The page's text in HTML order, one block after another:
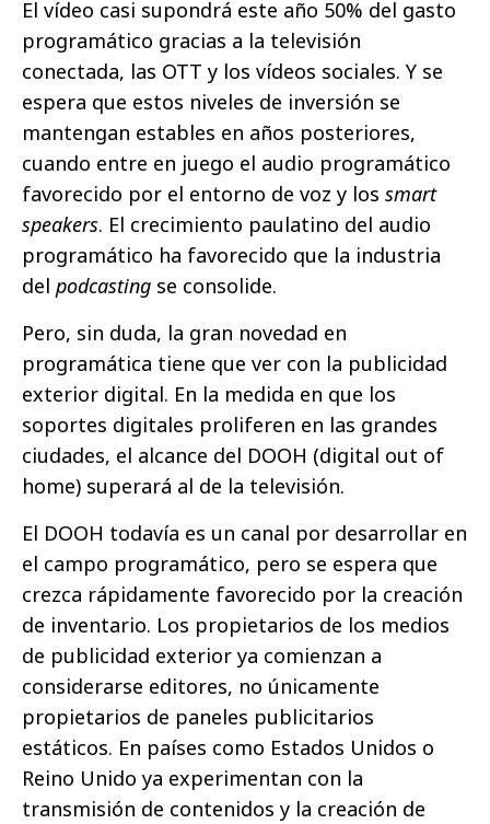
El vídeo casi supondrá este año 50% del gasto
programático gracias a la televisión
conectada, las OTT y los vídeos sociales. Y se
espera que estos niveles de inversión se
mantengan estables en años posteriores,
cuando entre en juego el audio programático
favorecido por el entorno de voz y los smart
speakers. El crecimiento paulatino del audio
programático ha favorecido que la industria
del podcasting se consolide.
Pero, sin duda, la gran novedad en
programática tiene que ver con la publicidad
exterior digital. En la medida en que los
soportes digitales proliferen en las grandes
ciudades, el alcance del DOOH (digital out of
home) superará al de la televisión.
El DOOH todavía es un canal por desarrollar en
el campo programático, pero se espera que
crezca rápidamente favorecido por la creación
de inventario. Los propietarios de los medios
de publicidad exterior ya comienzan a
considerarse editores, no únicamente
propietarios de paneles publicitarios
estáticos. En países como Estados Unidos o
Reino Unido ya experimentan con la
transmisión de contenidos y la creación de